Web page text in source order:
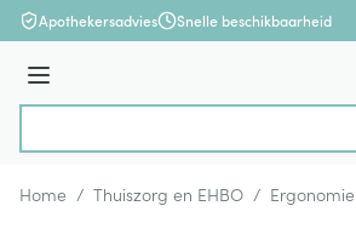
Ga naar de inhoud
Apothekersadvies Snelle beschikbaarheid
Menu
Home / Thuiszorg en EHBO / Ergonomie